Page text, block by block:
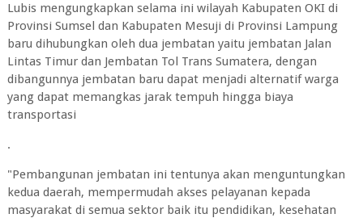
Lubis mengungkapkan selama ini wilayah Kabupaten OKI di
Provinsi Sumsel dan Kabupaten Mesuji di Provinsi Lampung
baru dihubungkan oleh dua jembatan yaitu jembatan Jalan
Lintas Timur dan Jembatan Tol Trans Sumatera, dengan
dibangunnya jembatan baru dapat menjadi alternatif warga
yang dapat memangkas jarak tempuh hingga biaya
transportasi
.
"Pembangunan jembatan ini tentunya akan menguntungkan
kedua daerah, mempermudah akses pelayanan kepada
masyarakat di semua sektor baik itu pendidikan, kesehatan